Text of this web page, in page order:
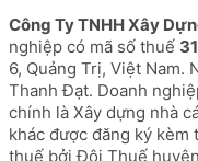
diện
hoặc
mã
số
thuế
...
Công Ty TNHH Xây
nghiệp có mã số thuế
6, Quảng Trị, Việt Nam.
Thanh Đạt. Doanh
chính là Xây dựng nhà
khác được đăng ký
thuế bởi Đội Thuế